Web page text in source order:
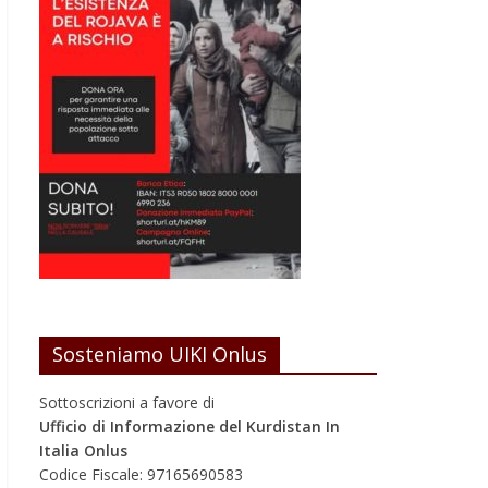
Sosteniamo UIKI Onlus
Sottoscrizioni a favore di
Ufficio di Informazione del Kurdistan In
Italia Onlus
Codice Fiscale: 97165690583